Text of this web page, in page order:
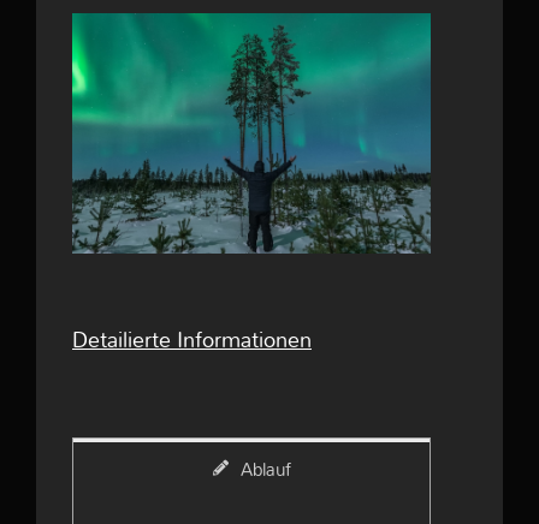
Detailierte Informationen
Ablauf